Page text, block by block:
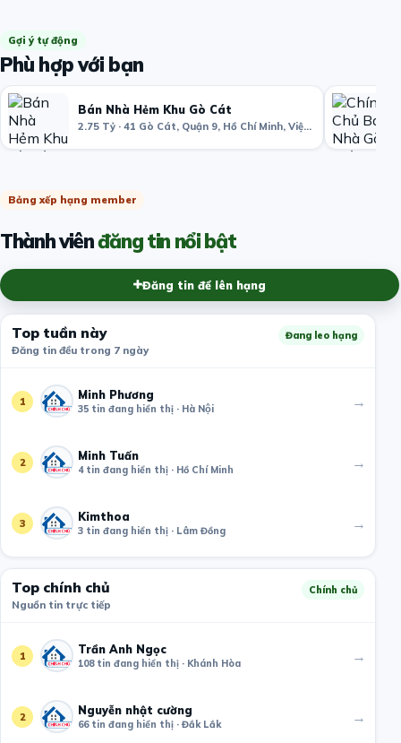
Gợi ý tự động
Phù hợp với bạn
Bán Nhà Hẻm Khu Gò Cát
2.75 Tỷ · 41 Gò Cát, Quận 9, Hồ Chí Minh, Việt Nam
Bảng xếp hạng member
Thành viênđăng tin nổi bật
Đăng tin để lên hạng
Top tuần này
Đăng tin đều trong 7 ngày
Đang leo hạng
1 Minh Phương
35 tin đang hiển thị · Hà Nội →
2 Minh Tuấn
4 tin đang hiển thị · Hồ Chí Minh →
3 Kimthoa
3 tin đang hiển thị · Lâm Đồng →
Top chính chủ
Nguồn tin trực tiếp
Chính chủ
1 Trần Anh Ngọc
108 tin đang hiển thị · Khánh Hòa →
2 Nguyễn nhật cường
66 tin đang hiển thị · Đắk Lắk →